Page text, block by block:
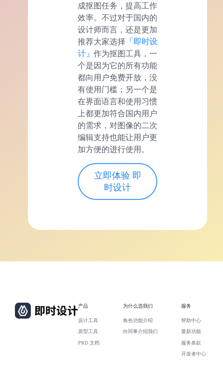
成抠图任务，提高工作
效率。不过对于国内的
设计师而言，还是更加
推荐大家选择 「即时设
计」 作为抠图工具，一
个是因为它的所有功能
都向用户免费开放，没
有使用门槛；另一个是
在界面语言和使用习惯
上都更加符合国内用户
的需求，对图像的二次
编辑支持也能让用户更
加方便的进行使用。
立即体验 即
时设计
产品
设计工具
原型工具
PRD 文档
为什么选我们
角色功能介绍
向同事介绍我们
服务
帮助中心
最新功能
服务条款
开发者中心